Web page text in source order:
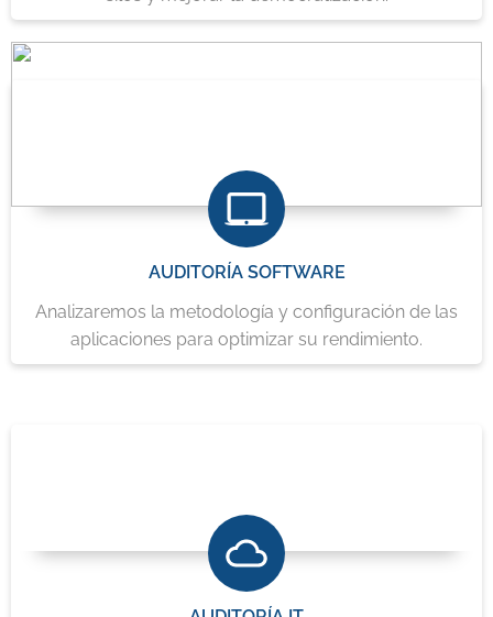
AUDITORÍA SOFTWARE
Analizaremos la metodología y configuración de las
aplicaciones para optimizar su rendimiento.